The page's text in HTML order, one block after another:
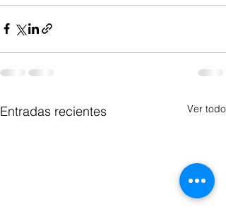
Entradas recientes Ver todo